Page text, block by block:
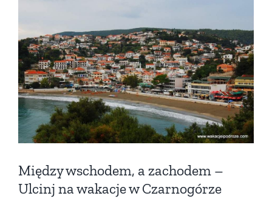
Między wschodem, a zachodem –
Ulcinj na wakacje w Czarnogórze